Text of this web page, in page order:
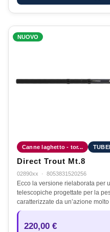
NUOVO
Canne laghetto - tor...
Direct Trout Mt.8
02890xx · 8053831520256
Ecco la versione rielaborata per
telescopiche progettate per la
caratterizzate da un’azione
220,00 €